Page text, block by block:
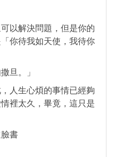
以解決問題，但是你的
你待我如天使，我待你
旦。」
人生心煩的事情已經夠
裡太久，畢竟，這只是
書